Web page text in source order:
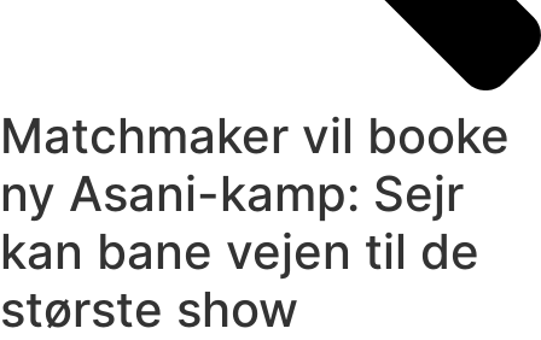
Matchmaker vil booke
ny Asani-kamp: Sejr
kan bane vejen til de
største show